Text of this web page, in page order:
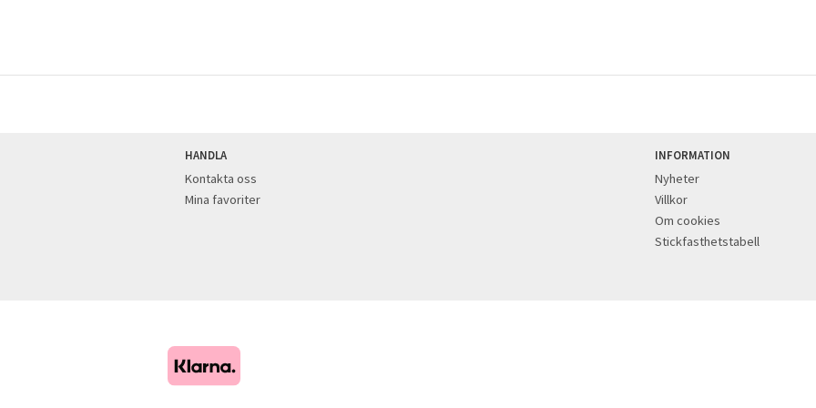
HANDLA
Kontakta oss
Mina favoriter
INFORMATION
Nyheter
Villkor
Om cookies
Stickfasthetstabell